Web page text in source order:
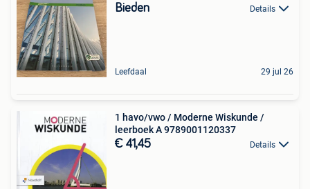
Bieden Details
Leefdaal 29 jul 26
1 havo/vwo / Moderne Wiskunde /
leerboek A 9789001120337
€ 41,45 Details